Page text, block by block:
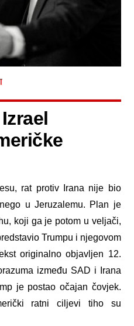
rat protiv Irana nije bio
u Jeruzalemu. Plan je
koji ga je potom u veljači,
Trumpu i njegovom
originalno objavljen 12.
između SAD i Irana
je postao očajan čovjek.
ratni ciljevi tiho su